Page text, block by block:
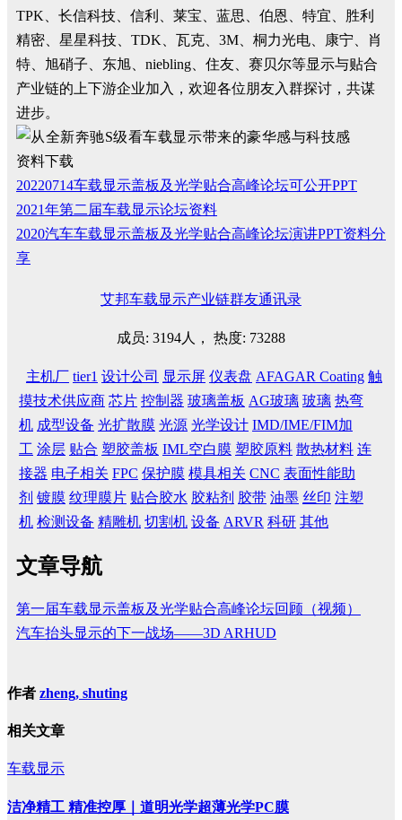
TPK、长信科技、信利、莱宝、蓝思、伯恩、特宜、胜利
精密、星星科技、TDK、瓦克、3M、桐力光电、康宁、肖
特、旭硝子、东旭、niebling、住友、赛贝尔等显示与贴合
产业链的上下游企业加入，欢迎各位朋友入群探讨，共谋
进步。
资料下载
20220714车载显示盖板及光学贴合高峰论坛可公开PPT
2021年第二届车载显示论坛资料
2020汽车车载显示盖板及光学贴合高峰论坛演讲PPT资料分
享
艾邦车载显示产业链群友通讯录
成员: 3194人， 热度: 73288
主机厂 tier1 设计公司 显示屏 仪表盘 AFAGAR Coating 触
摸技术供应商 芯片 控制器 玻璃盖板 AG玻璃 玻璃 热弯
机 成型设备 光扩散膜 光源 光学设计 IMD/IME/FIM加
工 涂层 贴合 塑胶盖板 IML空白膜 塑胶原料 散热材料 连
接器 电子相关 FPC 保护膜 模具相关 CNC 表面性能助
剂 镀膜 纹理膜片 贴合胶水 胶粘剂 胶带 油墨 丝印 注塑
机 检测设备 精雕机 切割机 设备 ARVR 科研 其他
文章导航
第一届车载显示盖板及光学贴合高峰论坛回顾（视频）
汽车抬头显示的下一战场——3D ARHUD
作者 zheng, shuting
相关文章
车载显示
洁净精工 精准控厚｜道明光学超薄光学PC膜